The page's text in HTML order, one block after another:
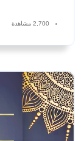
2,700 مشاهدة